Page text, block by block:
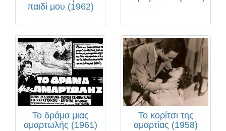
παιδί μου (1962)
Το δράμα μιας
αμαρτωλής (1961)
Το κορίτσι της
αμαρτίας (1958)